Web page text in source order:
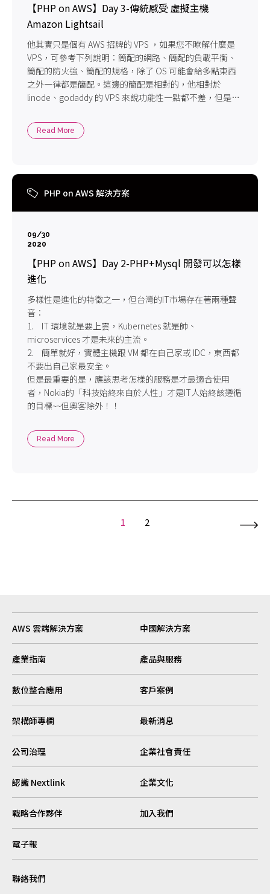
【PHP on AWS】Day 3-傳統感受 虛擬主機
Amazon Lightsail
他其實只是個有 AWS 招牌的 VPS ，如果您不瞭解什麼是
VPS，可參考下列說明：簡配的網路、簡配的負載平衡、
簡配的防火強、簡配的規格，除了 OS 可能會給多點東西
之外一律都是簡配。這邊的簡配是相對的，他相對於
linode、godaddy 的 VPS 來說功能性一點都不差，但是相
方便。
Read More
PHP on AWS 解決方案
09/30
2020
【PHP on AWS】Day 2-PHP+Mysql 開發可以怎樣
進化
多樣性是進化的特徵之一，但台灣的IT市場存在著兩種聲
音：
1. IT 環境就是要上雲，Kubernetes 就是帥、
microservices 才是未來的主流。
2. 簡單就好，實體主機跟 VM 都在自己家或 IDC，東西都
不要出自己家最安全。
但是最重要的是，應該思考怎樣的服務是才最適合使用
者，Nokia的「科技始終來自於人性」才是IT人始終該遵循
的目標~~但奧客除外！！
Read More
1 2
AWS 雲端解決方案 中國解決方案
產業指南 產品與服務
數位整合應用 客戶案例
架構師專欄 最新消息
公司治理 企業社會責任
認識 Nextlink 企業文化
戰略合作夥伴 加入我們
電子報
聯絡我們